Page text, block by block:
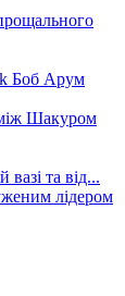
Шакуром
лідером